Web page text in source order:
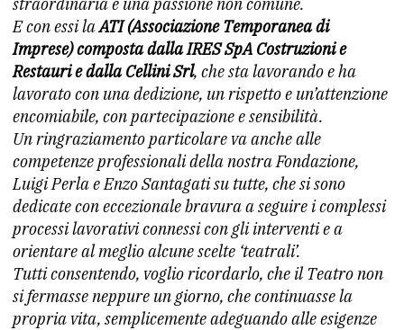
E con essi laATI (Associazione Temporanea di
Imprese) composta dalla IRES SpA Costruzioni e
Restauri e dalla Cellini Srl, che sta lavorando e ha
lavorato con una dedizione, un rispetto e un’attenzione
encomiabile, con partecipazione e sensibilità.
Un ringraziamento particolare va anche alle
competenze professionali della nostra Fondazione,
Luigi Perla e Enzo Santagati su tutte, che si sono
dedicate con eccezionale bravura a seguire i complessi
processi lavorativi connessi con gli interventi e a
orientare al meglio alcune scelte ‘teatrali’.
Tutti consentendo, voglio ricordarlo, che il Teatro non
si fermasse neppure un giorno, che continuasse la
propria vita, semplicemente adeguando alle esigenze